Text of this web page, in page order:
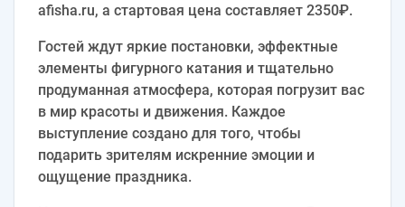
afisha.ru, а стартовая цена составляет 2350₽.
Гостей ждут яркие постановки, эффектные
элементы фигурного катания и тщательно
продуманная атмосфера, которая погрузит вас
в мир красоты и движения. Каждое
выступление создано для того, чтобы
подарить зрителям искренние эмоции и
ощущение праздника.